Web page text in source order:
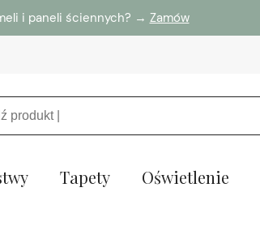
i paneli ściennych? → Zamów
Tapety Oświetlenie